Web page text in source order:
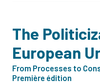
The
European
From Processes to
Première édition